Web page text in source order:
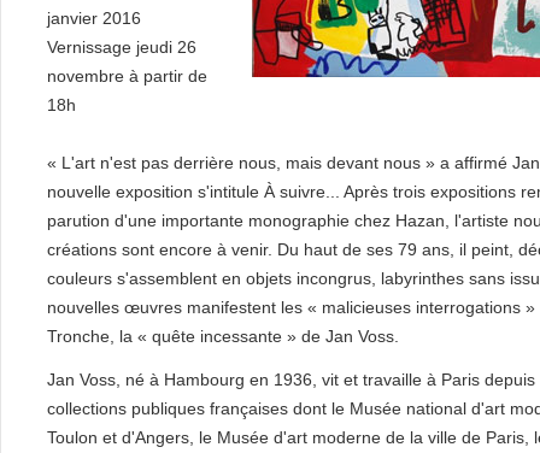
janvier 2016
Vernissage jeudi 26
novembre à partir de
18h
« L'art n'est pas derrière nous, mais devant nous » a affirmé
nouvelle exposition s'intitule À suivre... Après trois expositions
parution d'une importante monographie chez Hazan, l'artiste
créations sont encore à venir. Du haut de ses 79 ans, il peint,
couleurs s'assemblent en objets incongrus, labyrinthes sans
nouvelles œuvres manifestent les « malicieuses interrogations
Tronche, la « quête incessante » de Jan Voss.
Jan Voss, né à Hambourg en 1936, vit et travaille à Paris
collections publiques françaises dont le Musée national d'art
Toulon et d'Angers, le Musée d'art moderne de la ville de